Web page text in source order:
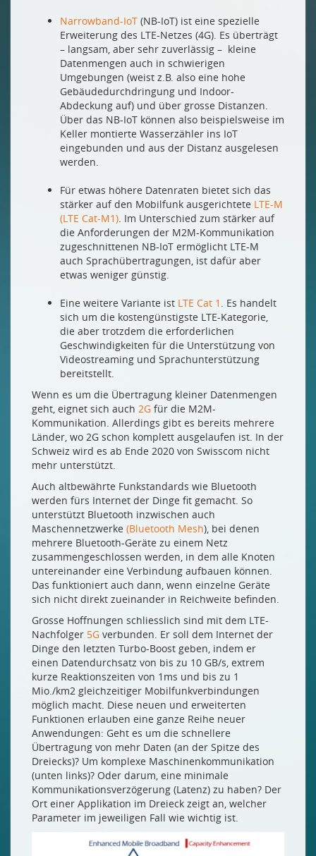
Narrowband-IoT (NB-IoT) ist eine spezielle
Erweiterung des LTE-Netzes (4G). Es überträgt
– langsam, aber sehr zuverlässig ­– kleine
Datenmengen auch in schwierigen
Umgebungen (weist z.B. also eine hohe
Gebäudedurchdringung und Indoor-
Abdeckung auf) und über grosse Distanzen.
Über das NB-IoT können also beispielsweise im
Keller montierte Wasserzähler ins IoT
eingebunden und aus der Distanz ausgelesen
werden.
Für etwas höhere Datenraten bietet sich das
stärker auf den Mobilfunk ausgerichtete LTE-M
(LTE Cat-M1) . Im Unterschied zum stärker auf
die Anforderungen der M2M-Kommunikation
zugeschnittenen NB-IoT ermöglicht LTE-M
auch Sprachübertragungen, ist dafür aber
etwas weniger günstig.
Eine weitere Variante ist LTE Cat 1
. Es handelt
sich um die kostengünstigste LTE-Kategorie,
die aber trotzdem die erforderlichen
Geschwindigkeiten für die Unterstützung von
Videostreaming und Sprachunterstützung
bereitstellt.
Wenn es um die Übertragung kleiner Datenmengen
geht, eignet sich auch 2G für die M2M-
Kommunikation. Allerdings gibt es bereits mehrere
Länder, wo 2G schon komplett ausgelaufen ist. In der
Schweiz wird es ab Ende 2020 von Swisscom nicht
mehr unterstützt.
Auch altbewährte Funkstandards wie Bluetooth
werden fürs Internet der Dinge fit gemacht. So
unterstützt Bluetooth inzwischen auch
Maschennetzwerke (Bluetooth Mesh), bei denen
mehrere Bluetooth-Geräte zu einem Netz
zusammengeschlossen werden, in dem alle Knoten
untereinander eine Verbindung aufbauen können.
Das funktioniert auch dann, wenn einzelne Geräte
sich nicht direkt zueinander in Reichweite befinden.
Grosse Hoffnungen schliesslich sind mit dem LTE-
Nachfolger 5G verbunden. Er soll dem Internet der
Dinge den letzten Turbo-Boost geben, indem er
einen Datendurchsatz von bis zu 10 GB/s, extrem
kurze Reaktionszeiten von 1ms und bis zu 1
Mio./km2 gleichzeitiger Mobilfunkverbindungen
möglich macht. Diese neuen und erweiterten
Funktionen erlauben eine ganze Reihe neuer
Anwendungen: Geht es um die schnellere
Übertragung von mehr Daten (an der Spitze des
Dreiecks)? Um komplexe Maschinenkommunikation
(unten links)? Oder darum, eine minimale
Kommunikationsverzögerung (Latenz) zu haben? Der
Ort einer Applikation im Dreieck zeigt an, welcher
Parameter im jeweiligen Fall wie wichtig ist.